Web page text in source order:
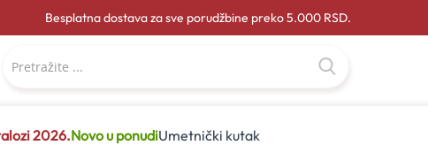
Besplatna dostava za sve porudžbine preko 5.000 RSD.
2026.Novo u ponudiUmetnički kutak